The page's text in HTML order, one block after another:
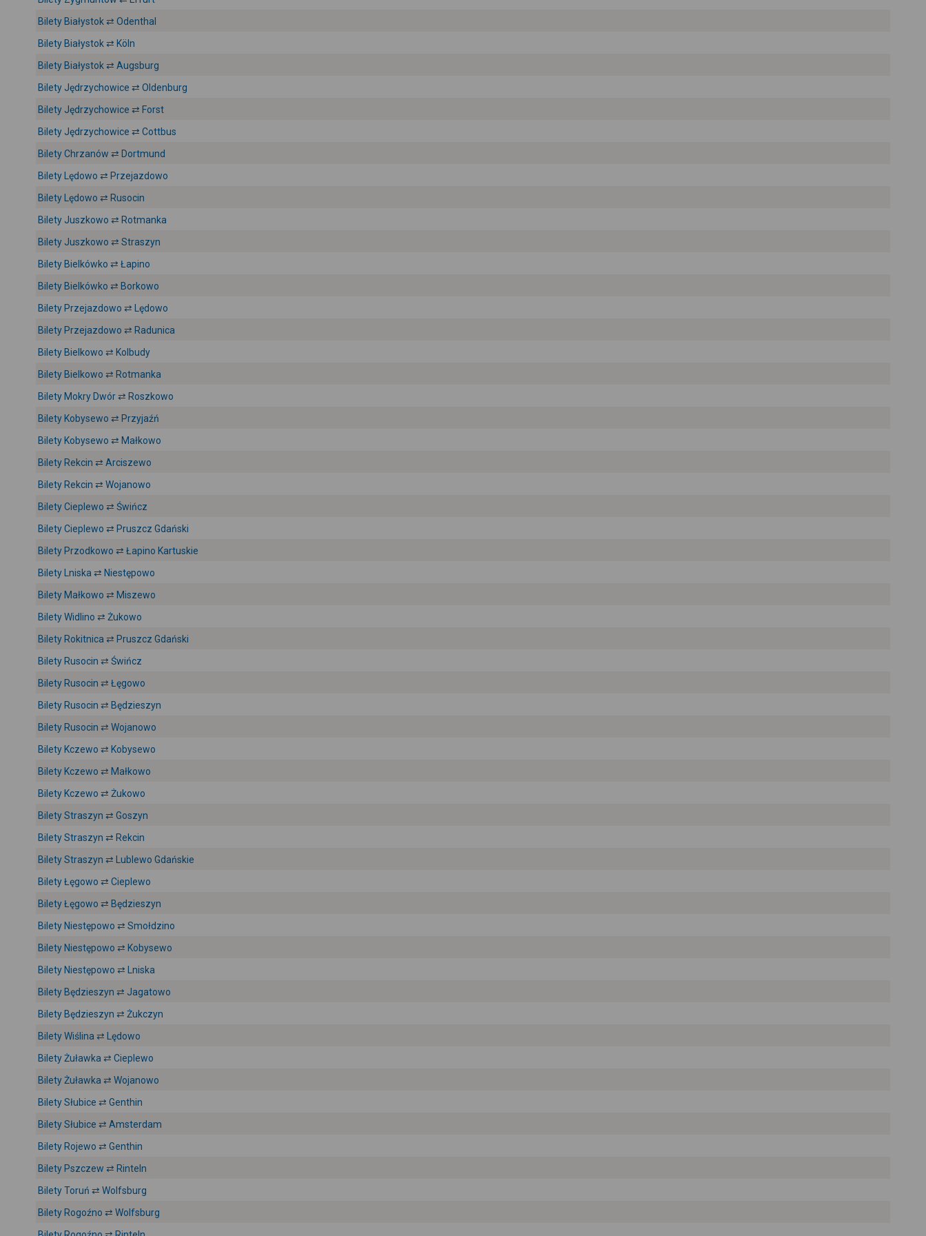
Bilety Białystok ⇄ Odenthal
Bilety Białystok ⇄ Köln
Bilety Białystok ⇄ Augsburg
Bilety Jędrzychowice ⇄ Oldenburg
Bilety Jędrzychowice ⇄ Forst
Bilety Jędrzychowice ⇄ Cottbus
Bilety Chrzanów ⇄ Dortmund
Bilety Lędowo ⇄ Przejazdowo
Bilety Lędowo ⇄ Rusocin
Bilety Juszkowo ⇄ Rotmanka
Bilety Juszkowo ⇄ Straszyn
Bilety Bielkówko ⇄ Łapino
Bilety Bielkówko ⇄ Borkowo
Bilety Przejazdowo ⇄ Lędowo
Bilety Przejazdowo ⇄ Radunica
Bilety Bielkowo ⇄ Kolbudy
Bilety Bielkowo ⇄ Rotmanka
Bilety Mokry Dwór ⇄ Roszkowo
Bilety Kobysewo ⇄ Przyjaźń
Bilety Kobysewo ⇄ Małkowo
Bilety Rekcin ⇄ Arciszewo
Bilety Rekcin ⇄ Wojanowo
Bilety Cieplewo ⇄ Świńcz
Bilety Cieplewo ⇄ Pruszcz Gdański
Bilety Przodkowo ⇄ Łapino Kartuskie
Bilety Lniska ⇄ Niestępowo
Bilety Małkowo ⇄ Miszewo
Bilety Widlino ⇄ Żukowo
Bilety Rokitnica ⇄ Pruszcz Gdański
Bilety Rusocin ⇄ Świńcz
Bilety Rusocin ⇄ Łęgowo
Bilety Rusocin ⇄ Będzieszyn
Bilety Rusocin ⇄ Wojanowo
Bilety Kczewo ⇄ Kobysewo
Bilety Kczewo ⇄ Małkowo
Bilety Kczewo ⇄ Żukowo
Bilety Straszyn ⇄ Goszyn
Bilety Straszyn ⇄ Rekcin
Bilety Straszyn ⇄ Lublewo Gdańskie
Bilety Łęgowo ⇄ Cieplewo
Bilety Łęgowo ⇄ Będzieszyn
Bilety Niestępowo ⇄ Smołdzino
Bilety Niestępowo ⇄ Kobysewo
Bilety Niestępowo ⇄ Lniska
Bilety Będzieszyn ⇄ Jagatowo
Bilety Będzieszyn ⇄ Żukczyn
Bilety Wiślina ⇄ Lędowo
Bilety Żuławka ⇄ Cieplewo
Bilety Żuławka ⇄ Wojanowo
Bilety Słubice ⇄ Genthin
Bilety Słubice ⇄ Amsterdam
Bilety Rojewo ⇄ Genthin
Bilety Pszczew ⇄ Rinteln
Bilety Toruń ⇄ Wolfsburg
Bilety Rogoźno ⇄ Wolfsburg